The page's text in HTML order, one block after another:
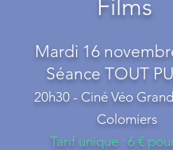
Films
Mardi 16
Séance TOUT
20h30 - Ciné Véo
Colomiers
Tarif unique : 6 €